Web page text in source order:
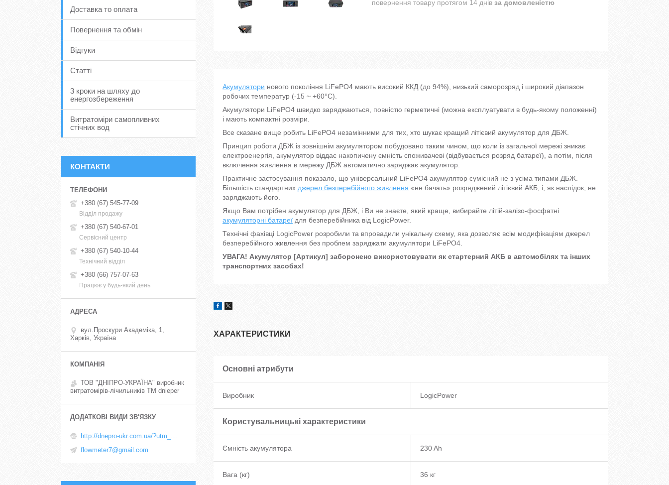
повернення товару протягом 14 днів за домовленістю
Акумулятори нового покоління LiFePO4 мають високий ККД (до 94%), низький саморозряд і широкий діапазон
робочих температур (-15 ~ +60°C).
Акумулятори LiFePO4 швидко заряджаються, повністю герметичні (можна експлуатувати в будь-якому положенні)
і мають компактні розміри.
Все сказане вище робить LiFePO4 незамінними для тих, хто шукає кращий літієвий акумулятор для ДБЖ.
Принцип роботи ДБЖ із зовнішнім акумулятором побудовано таким чином, що коли із загальної мережі зникає
електроенергія, акумулятор віддає накопичену ємність споживачеві (відбувається розряд батареї), а потім, після
включення живлення в мережу ДБЖ автоматично заряджає акумулятор.
Практичне застосування показало, що універсальний LiFePO4 акумулятор сумісний не з усіма типами ДБЖ.
Більшість стандартних джерел безперебійного живлення «не бачать» розряджений літієвий АКБ, і, як наслідок, не
заряджають його.
Якщо Вам потрібен акумулятор для ДБЖ, і Ви не знаєте, який краще, вибирайте літій-залізо-фосфатні
акумуляторні батареї для безперебійника від LogicPower.
Технічні фахівці LogicPower розробили та впровадили унікальну схему, яка дозволяє всім модифікаціям джерел
безперебійного живлення без проблем заряджати акумулятори LiFePO4.
УВАГА! Акумулятор [Артикул] заборонено використовувати як стартерний АКБ в автомобілях та інших
транспортних засобах!
ХАРАКТЕРИСТИКИ
Основні атрибути
Виробник LogicPower
Користувальницькі характеристики
Ємність акумулятора 230 Ah
Вага (кг) 36 кг
Доставка то оплата
Повернення та обмін
Відгуки
Статті
3 кроки на шляху до
енергозбереження
Витратоміри самопливних
стічних вод
КОНТАКТИ
+380 (67) 545-77-09
Відділ продажу
+380 (67) 540-67-01
Сервісний центр
+380 (67) 540-10-44
Технічний відділ
+380 (66) 757-07-63
Працює у будь-який день
вул.Проскури Академіка, 1,
Харків, Україна
ТОВ "ДНІПРО-УКРАЇНА" виробник
витратомірів-лічильників TM dnieper
flowmeter7@gmail.com